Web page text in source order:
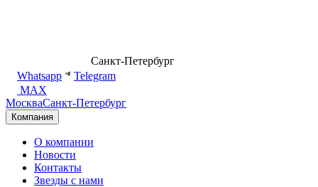
Санкт-Петербург
Whatsapp
Telegram
MAX
МоскваСанкт-Петербург
Компания
О компании
Новости
Контакты
Звезды с нами